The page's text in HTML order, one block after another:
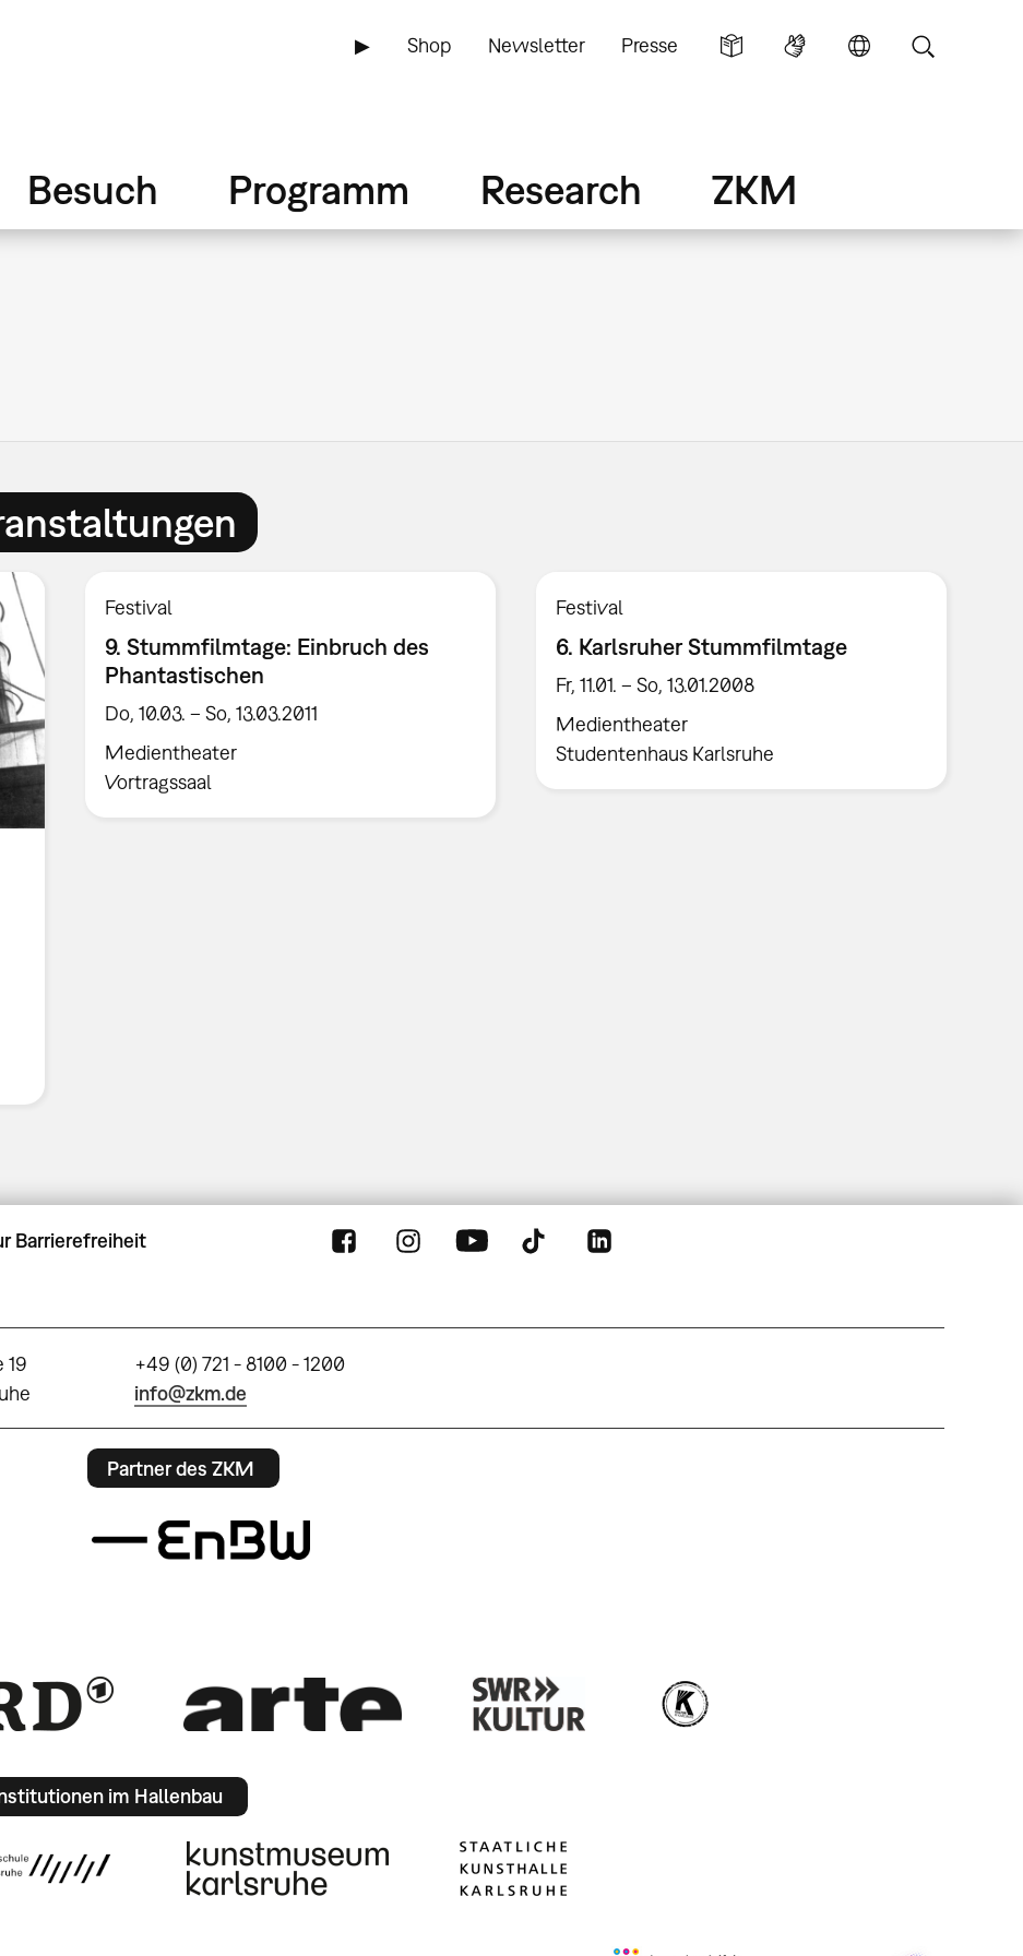
▶ Shop Newsletter Presse
Besuch Programm Research ZKM
Festival
9. Stummfilmtage: Einbruch des
Phantastischen
Do, 10.03. – So, 13.03.2011
Medientheater
Vortragssaal
Festival
6. Karlsruher Stummfilmtage
Fr, 11.01. – So, 13.01.2008
Medientheater
Studentenhaus Karlsruhe
Barrierefreiheit
19
+49 (0) 721 - 8100 - 1200
info@zkm.de
Partner des ZKM
im Hallenbau